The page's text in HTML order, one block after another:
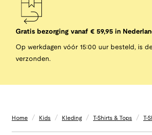
Gratis bezorging vanaf € 59,95 in
Op werkdagen vóór 15:00 uur besteld, is
verzonden.
Home / Kids / Kleding / T-Shirts & Tops / T-